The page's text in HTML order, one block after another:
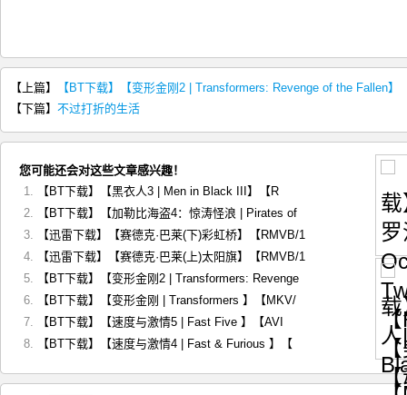
【上篇】
【BT下载】【变形金刚2 | Transformers: Revenge of the Fallen
【下篇】 不过打折的生活
您可能还会对这些文章感兴趣！
【BT下载】【黑衣人3 | Men in Black III】【R
【BT下载】【加勒比海盗4：惊涛怪浪 | Pirates of
【迅雷下载】【赛德克·巴莱(下)彩虹桥】【RMVB/1
【迅雷下载】【赛德克·巴莱(上)太阳旗】【RMVB/1
【BT下载】【变形金刚2 | Transformers: Revenge
【BT下载】【变形金刚 | Transformers 】【MKV/
【BT下载】【速度与激情5 | Fast Five 】【AVI
【BT下载】【速度与激情4 | Fast & Furious 】【